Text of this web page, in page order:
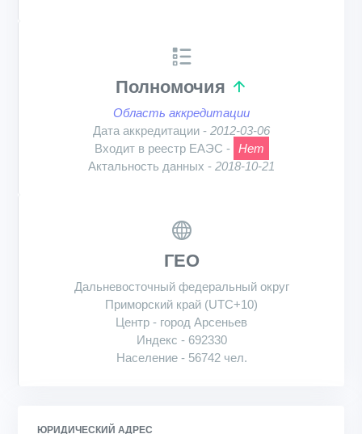
Полномочия
Область аккредитации
Дата аккредитации - 2012-03-06
Входит в реестр ЕАЭС - Нет
Актальность данных - 2018-10-21
ГЕО
Дальневосточный федеральный округ
Приморский край (UTC+10)
Центр - город Арсеньев
Индекс - 692330
Население - 56742 чел.
ЮРИДИЧЕСКИЙ АДРЕС